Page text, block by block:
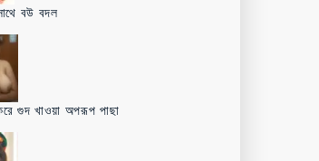
বউ বদল
গুদ খাওয়া অপরূপ পাছা